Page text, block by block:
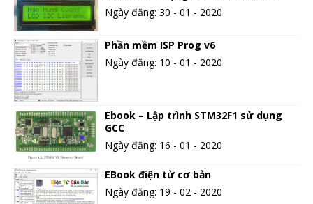
Ngày đăng: 30 - 01 - 2020
Phần mềm ISP Prog v6
Ngày đăng: 10 - 01 - 2020
Ebook – Lập trình STM32F1 sử dụng
GCC
Ngày đăng: 16 - 01 - 2020
EBook điện tử cơ bản
Ngày đăng: 19 - 02 - 2020